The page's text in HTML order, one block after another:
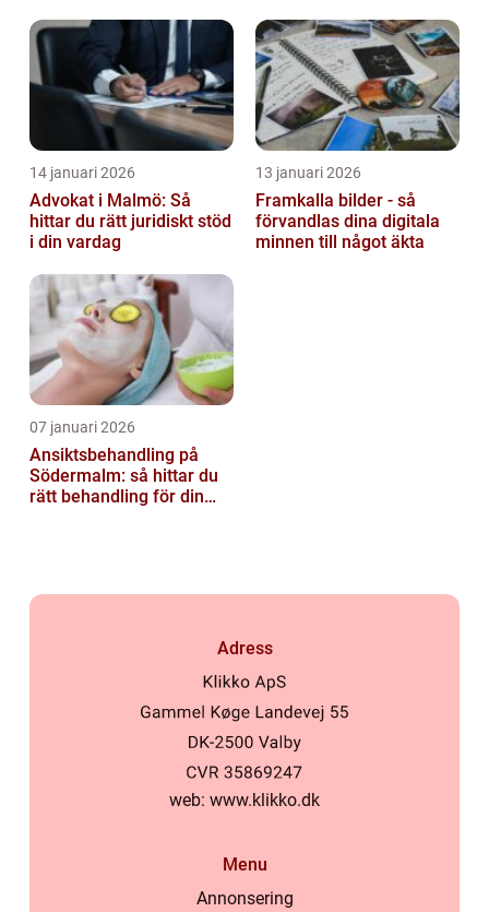
14 januari 2026
Advokat i Malmö: Så
hittar du rätt juridiskt stöd
i din vardag
13 januari 2026
Framkalla bilder - så
förvandlas dina digitala
minnen till något äkta
07 januari 2026
Ansiktsbehandling på
Södermalm: så hittar du
rätt behandling för din
Adress
web: www.klikko.dk
Menu
Annonsering